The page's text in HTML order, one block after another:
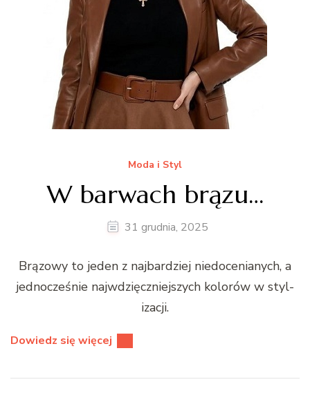
Moda i Styl
W barwach brązu…
31 grudnia, 2025
Brą­zowy to jeden z najbardziej niedoce­ni­anych, a
jed­nocześnie najwdz­ięczniejszych kolorów w styl­
iza­cji.
Dowiedz się więcej